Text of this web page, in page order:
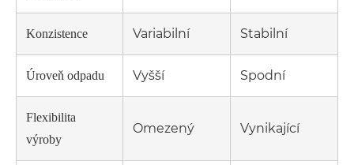
Konzistence Variabilní Stabilní
Úroveň odpadu Vyšší Spodní
Flexibilita
výroby
Omezený Vynikající